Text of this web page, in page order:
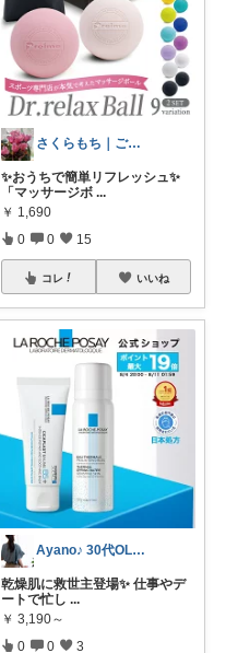
さくらもち｜ご機嫌な暮らしを
✨おうちで簡単リフレッシュ✨
「マッサージボ ...
￥ 1,690
0 0 15
コレ いいね
Ayano♪ 30代OLファッション
乾燥肌に救世主登場✨ 仕事やデ
ートで忙し ...
￥ 3,190～
0 0 3